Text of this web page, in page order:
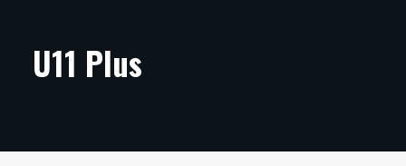
ARTIKKELIT
TECHBBS
U11 Plus